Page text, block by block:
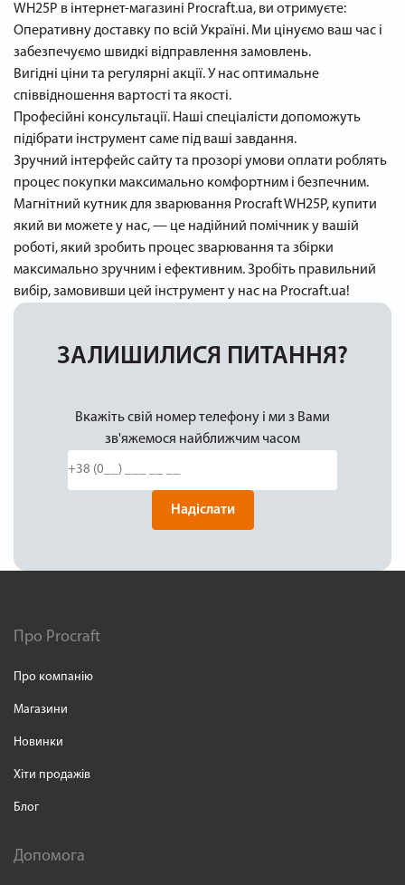
WH25P в інтернет-магазині Procraft.ua, ви отримуєте:
Оперативну доставку по всій Україні. Ми цінуємо ваш час і
забезпечуємо швидкі відправлення замовлень.
Вигідні ціни та регулярні акції. У нас оптимальне
співвідношення вартості та якості.
Професійні консультації. Наші спеціалісти допоможуть
підібрати інструмент саме під ваші завдання.
Зручний інтерфейс сайту та прозорі умови оплати роблять
процес покупки максимально комфортним і безпечним.
Магнітний кутник для зварювання Procraft WH25P, купити
який ви можете у нас, — це надійний помічник у вашій
роботі, який зробить процес зварювання та збірки
максимально зручним і ефективним. Зробіть правильний
вибір, замовивши цей інструмент у нас на Procraft.ua!
ЗАЛИШИЛИСЯ ПИТАННЯ?
Вкажіть свій номер телефону і ми з Вами
зв'яжемося найближчим часом
Надіслати
Про Procraft
Про компанію
Магазини
Новинки
Хіти продажів
Блог
Допомога